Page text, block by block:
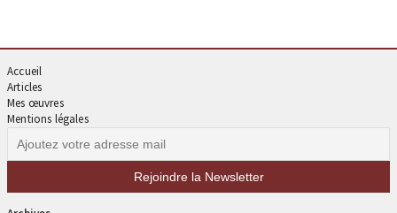
Accueil
Articles
Mes œuvres
Mentions légales